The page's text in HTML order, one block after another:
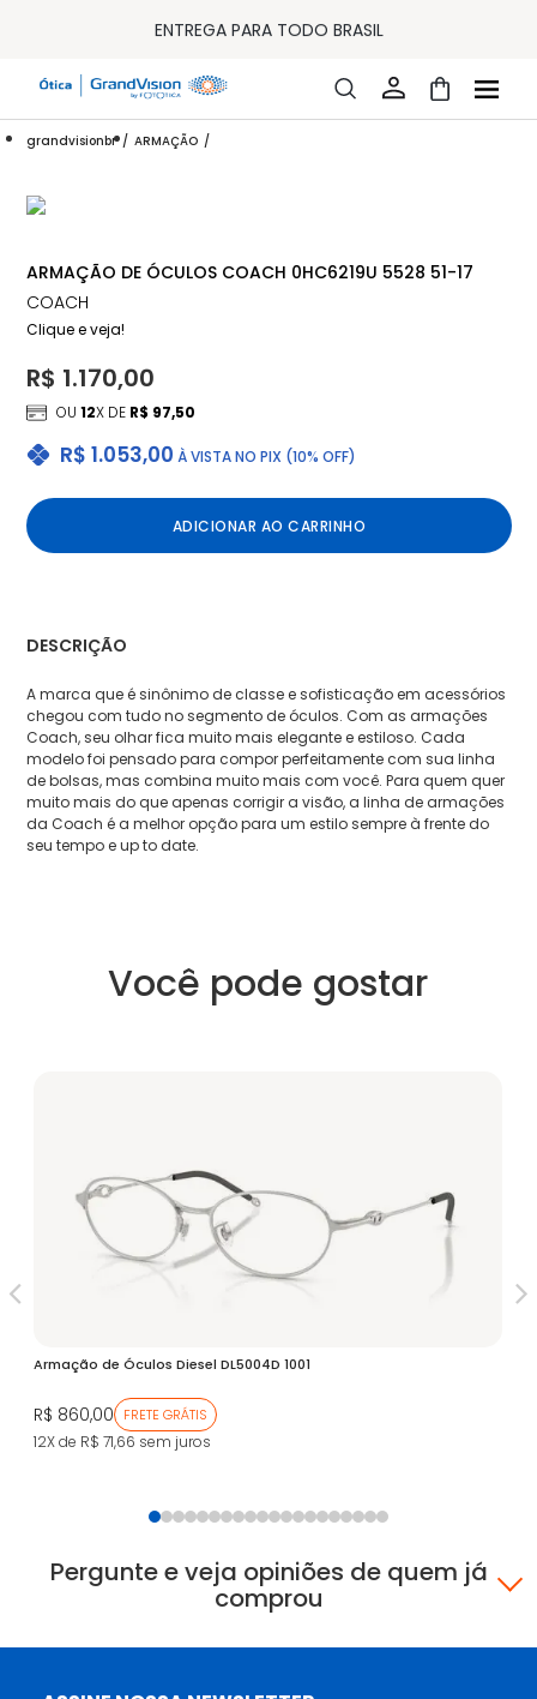
ENTREGA PARA TODO BRASIL
32% OFF NO COMBO - CONS. REG.
FRETE GRÁTIS EM TODO O SITE
15% OFF NA PRIMEIRA COMPRA (CONSULTE REGULAMENTO)
grandvisionbr ARMAÇÃO
ARMAÇÃO DE ÓCULOS COACH 0HC6219U 5528 51-17
COACH
Clique e veja!
R$ 1.053,00 À VISTA NO PIX (10% OFF)
R$ 1.170,00
OU12X DE R$ 97,50
ADICIONAR AO CARRINHO
DESCRIÇÃO
A marca que é sinônimo de classe e sofisticação em acessórios
chegou com tudo no segmento de óculos. Com as armações
Coach, seu olhar fica muito mais elegante e estiloso. Cada
modelo foi pensado para compor perfeitamente com sua linha
de bolsas, mas combina muito mais com você. Para quem quer
muito mais do que apenas corrigir a visão, a linha de armações
da Coach é a melhor opção para um estilo sempre à frente do
seu tempo e up to date.
Você pode gostar
Armação de Óculos Diesel DL5004D 1001
R$ 860,00 FRETE GRÁTIS
12X de R$ 71,66 sem juros
Pergunte e veja opiniões de quem já
comprou